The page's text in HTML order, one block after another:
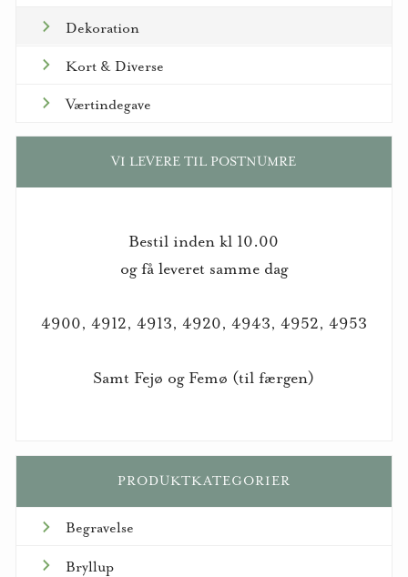
Dekoration
Kort & Diverse
Værtindegave
VI LEVERE TIL POSTNUMRE
Bestil inden kl 10.00
og få leveret samme dag
4900, 4912, 4913, 4920, 4943, 4952, 4953
Samt Fejø og Femø (til færgen)
PRODUKTKATEGORIER
Begravelse
Bryllup